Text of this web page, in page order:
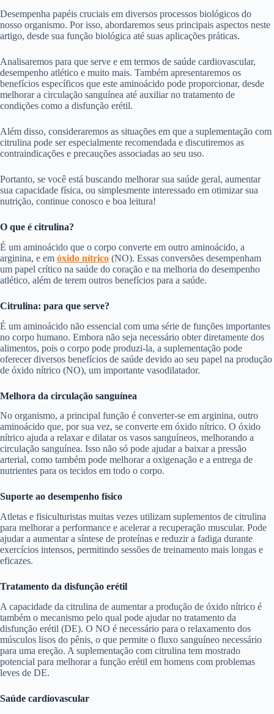
Desempenha papéis cruciais em diversos processos biológicos do
nosso organismo. Por isso, abordaremos seus principais aspectos neste
artigo, desde sua função biológica até suas aplicações práticas.
Analisaremos para que serve e em termos de saúde cardiovascular,
desempenho atlético e muito mais. Também apresentaremos os
benefícios específicos que este aminoácido pode proporcionar, desde
melhorar a circulação sanguínea até auxiliar no tratamento de
condições como a disfunção erétil.
Além disso, consideraremos as situações em que a suplementação com
citrulina pode ser especialmente recomendada e discutiremos as
contraindicações e precauções associadas ao seu uso.
Portanto, se você está buscando melhorar sua saúde geral, aumentar
sua capacidade física, ou simplesmente interessado em otimizar sua
nutrição, continue conosco e boa leitura!
O que é citrulina?
É um aminoácido que o corpo converte em outro aminoácido, a
arginina, e em óxido nítrico (NO). Essas conversões desempenham
um papel crítico na saúde do coração e na melhoria do desempenho
atlético, além de terem outros benefícios para a saúde.
Citrulina: para que serve?
É um aminoácido não essencial com uma série de funções importantes
no corpo humano. Embora não seja necessário obter diretamente dos
alimentos, pois o corpo pode produzi-la, a suplementação pode
oferecer diversos benefícios de saúde devido ao seu papel na produção
de óxido nítrico (NO), um importante vasodilatador.
Melhora da circulação sanguínea
No organismo, a principal função é converter-se em arginina, outro
aminoácido que, por sua vez, se converte em óxido nítrico. O óxido
nítrico ajuda a relaxar e dilatar os vasos sanguíneos, melhorando a
circulação sanguínea. Isso não só pode ajudar a baixar a pressão
arterial, como também pode melhorar a oxigenação e a entrega de
nutrientes para os tecidos em todo o corpo.
Suporte ao desempenho físico
Atletas e fisiculturistas muitas vezes utilizam suplementos de citrulina
para melhorar a performance e acelerar a recuperação muscular. Pode
ajudar a aumentar a síntese de proteínas e reduzir a fadiga durante
exercícios intensos, permitindo sessões de treinamento mais longas e
eficazes.
Tratamento da disfunção erétil
A capacidade da citrulina de aumentar a produção de óxido nítrico é
também o mecanismo pelo qual pode ajudar no tratamento da
disfunção erétil (DE). O NO é necessário para o relaxamento dos
músculos lisos do pênis, o que permite o fluxo sanguíneo necessário
para uma ereção. A suplementação com citrulina tem mostrado
potencial para melhorar a função erétil em homens com problemas
leves de DE.
Saúde cardiovascular